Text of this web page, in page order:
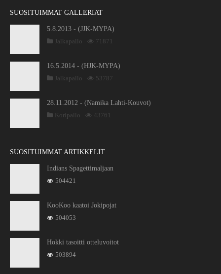
SUOSITUIMMAT GALLERIAT
5.8.2013 - (JJK-MYPA)
Jalkapallo
71871
16.5.2014 - (HJK-MYPA)
Jalkapallo
53787
28.11.2012 - (Namika Lahti-Kouvot)
Koripallo
43761
SUOSITUIMMAT ARTIKKELIT
Indians Spagettimaljaan
504421
KooKoo kaatoi Jokipojat
504053
Hokki tasoitti otteluvoitot
503894